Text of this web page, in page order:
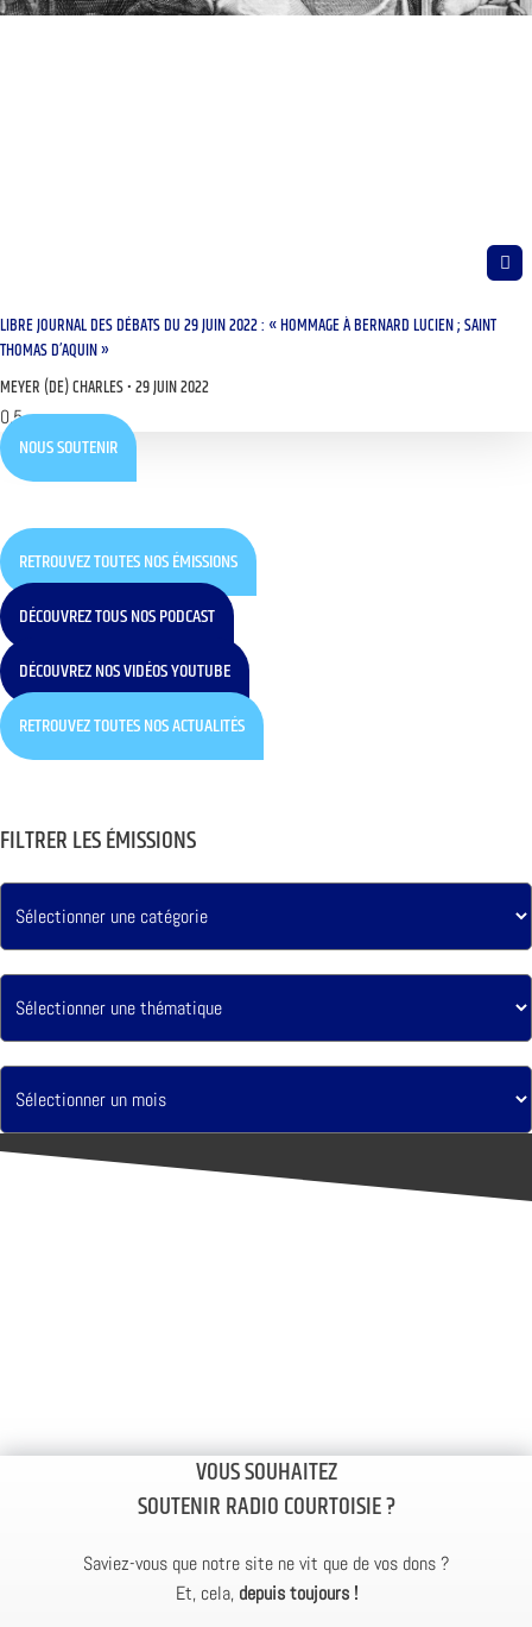
LIBRE JOURNAL DES DÉBATS DU 29 JUIN 2022 : « HOMMAGE À BERNARD LUCIEN ; SAINT
THOMAS D’AQUIN »
MEYER (DE) CHARLES 29 JUIN 2022
NOUS SOUTENIR
RETROUVEZ TOUTES NOS ÉMISSIONS
DÉCOUVREZ TOUS NOS PODCAST
DÉCOUVREZ NOS VIDÉOS YOUTUBE
RETROUVEZ TOUTES NOS ACTUALITÉS
FILTRER LES ÉMISSIONS
VOUS SOUHAITEZ
SOUTENIR RADIO COURTOISIE ?
Saviez-vous que notre site ne vit que de vos dons ?
Et, cela, depuis toujours !